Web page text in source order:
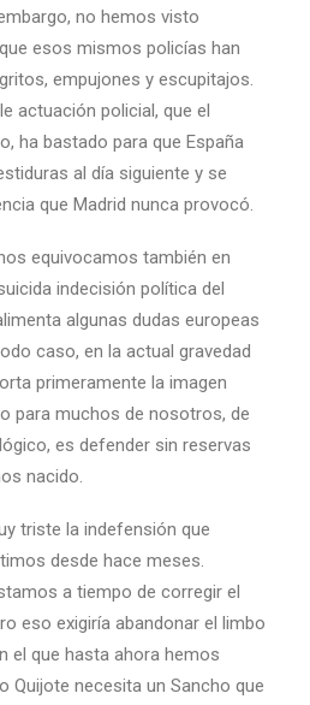
no hemos visto
esos mismos policías han
empujones y escupitajos.
actuación policial, que el
ha bastado para que España
al día siguiente y se
que Madrid nunca provocó.
equivocamos también en
indecisión política del
algunas dudas europeas
caso, en la actual gravedad
primeramente la imagen
para muchos de nosotros, de
es defender sin reservas
nacido.
triste la indefensión que
desde hace meses.
a tiempo de corregir el
eso exigiría abandonar el limbo
el que hasta ahora hemos
Quijote necesita un Sancho que